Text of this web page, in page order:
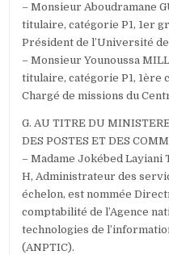
– Monsieur Aboudramane
titulaire, catégorie P1, 1er
Président de l’Université
– Monsieur Younoussa
titulaire, catégorie P1, 1ère
Chargé de missions du
G. AU TITRE DU
DES POSTES ET DES
– Madame Jokébed Layiani
H, Administrateur des
échelon, est nommée
comptabilité de l’Agence
technologies de
(ANPTIC).